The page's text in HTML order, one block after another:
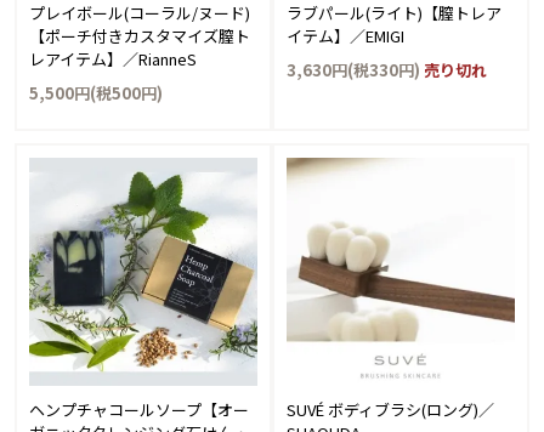
プレイボール(コーラル/ヌード)
【ポーチ付きカスタマイズ膣ト
レアイテム】／RianneS
5,500円(税500円)
ラブパール(ライト)【膣トレア
イテム】／EMIGI
3,630円(税330円) 売り切れ
ヘンプチャコールソープ【オー
SUVÉ ボディブラシ(ロング)／